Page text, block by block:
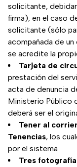
solicitante,
firma), en el caso
solicitante (sólo
acompañada de
se acredite la
Tarjeta de
prestación del
acta de denuncia
Ministerio Público
deberá ser el
Tener al
Tenencias, los
por el sistema
Tres